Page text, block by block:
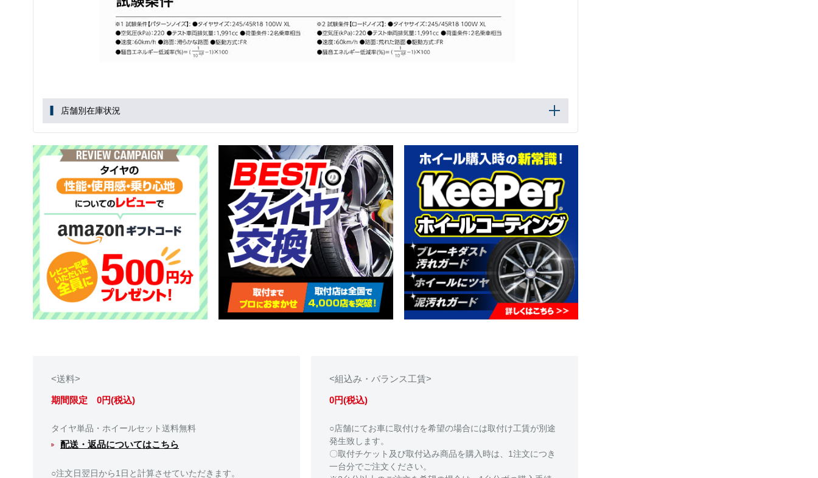
店舗別在庫状況
<送料>
期間限定 0円(税込)
タイヤ単品・ホイールセット送料無料
配送・返品についてはこちら
○注文日翌日から1日と計算させていただきます。
<組込み・バランス工賃>
0円(税込)
○店舗にてお車に取付けを希望の場合には取付け工賃が別途
発生致します。
〇取付チケット及び取付込み商品を購入時は、1注文につき
一台分でご注文ください。